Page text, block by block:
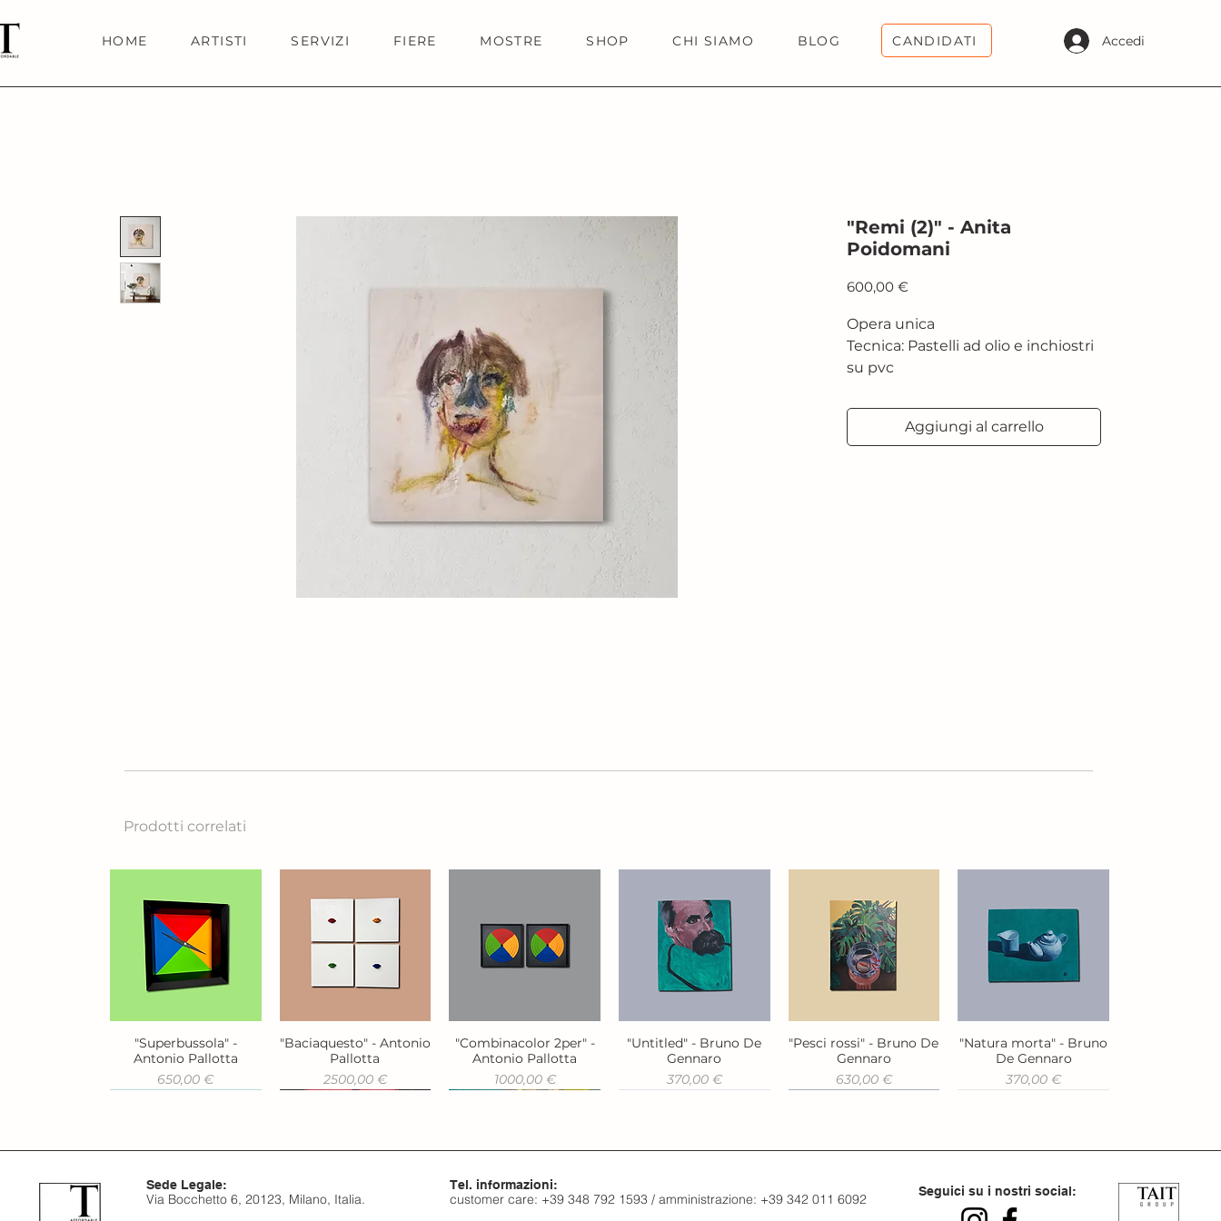
HOME ARTISTI SERVIZI FIERE MOSTRE SHOP CHI SIAMO BLOG Accedi
CANDIDATI
"Remi (2)" - Anita
Poidomani
600,00 €Prezzo
Opera unica
Tecnica: Pastelli ad olio e inchiostri
su pvc
Anno: 2025
Aggiungi al carrello
Prodotti correlati
Vista rapida
"Superbussola" -
Antonio Pallotta
Prezzo
650,00 €
Vista rapida
"Baciaquesto" - Antonio
Pallotta
Prezzo
2500,00 €
Vista rapida
"Combinacolor 2per" -
Antonio Pallotta
Prezzo
1000,00 €
Vista rapida
"Untitled" - Bruno De
Gennaro
Prezzo
370,00 €
Vista rapida
"Pesci rossi" - Bruno De
Gennaro
Prezzo
630,00 €
Vista rapida
"Natura morta" - Bruno
De Gennaro
Prezzo
370,00 €
Sede Legale:
Via Bocchetto 6, 20123, Milano, Italia.
Tel. informazioni:
customer care: +39 348 792 1593 / amministrazione: +39 342 011 6092 Seguici su i nostri social: